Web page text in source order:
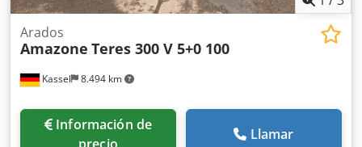
Kassel 8.494 km
Arados
Amazone Teres 300 V 5+0 100
Información de
Llamar